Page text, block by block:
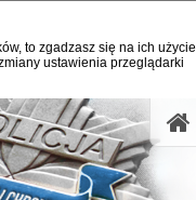
to zgadzasz się na ich użycie
ustawienia przeglądarki